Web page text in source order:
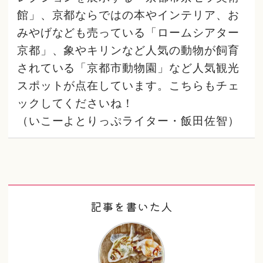
館」、京都ならではの本やインテリア、お
みやげなども売っている「ロームシアター
京都」、象やキリンなど人気の動物が飼育
されている「京都市動物園」など人気観光
スポットが点在しています。こちらもチェ
ックしてくださいね！
（いこーよとりっぷライター・飯田佐智）
記事を書いた人